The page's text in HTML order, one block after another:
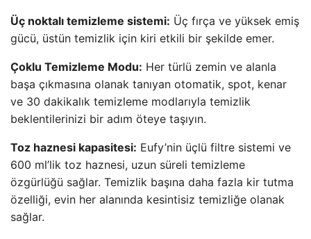
Üç noktalı temizleme sistemi: Üç fırça ve yüksek emiş
gücü, üstün temizlik için kiri etkili bir şekilde emer.
Çoklu Temizleme Modu: Her türlü zemin ve alanla
başa çıkmasına olanak tanıyan otomatik, spot, kenar
ve 30 dakikalık temizleme modlarıyla temizlik
beklentilerinizi bir adım öteye taşıyın.
Toz haznesi kapasitesi: Eufy’nin üçlü filtre sistemi ve
600 ml’lik toz haznesi, uzun süreli temizleme
özgürlüğü sağlar. Temizlik başına daha fazla kir tutma
özelliği, evin her alanında kesintisiz temizliğe olanak
sağlar.